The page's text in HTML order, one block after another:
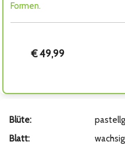
Formen.
€ 49,99
Blüte:
Blatt: